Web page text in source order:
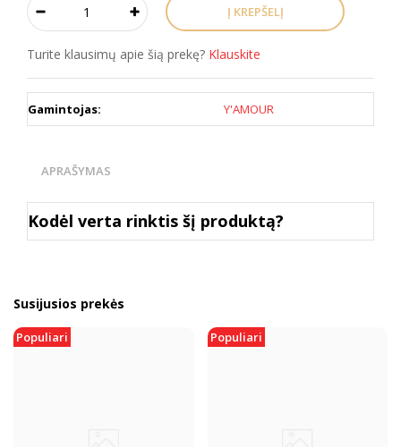
Turite klausimų apie šią prekę? Klauskite
Gamintojas: Y'AMOUR
APRAŠYMAS
Kodėl verta rinktis šį produktą?
Susijusios prekės
Populiari Populiari